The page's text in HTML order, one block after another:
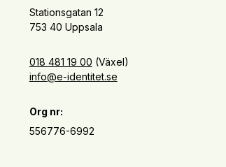
Stationsgatan 12
753 40 Uppsala
018 481 19 00 (Växel)
info@e-identitet.se
Org nr:
556776-6992